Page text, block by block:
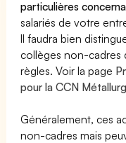
particulières
salariés de votre
Il faudra bien
collèges non-cadres
règles. Voir la page
pour la CCN
Généralement, ces
non-cadres mais